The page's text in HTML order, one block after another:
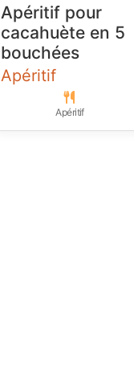
Apéritif pour
cacahuète en 5
bouchées
Apéritif
Apéritif